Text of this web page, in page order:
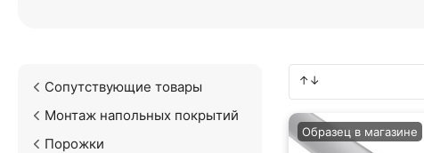
Сопутствующие товары
Монтаж напольных покрытий
Порожки
Образец в магазине